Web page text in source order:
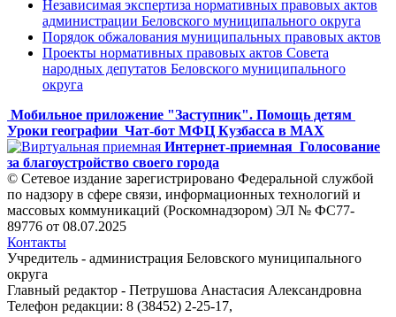
Независимая экспертиза нормативных правовых актов
администрации Беловского муниципального округа
Порядок обжалования муниципальных правовых актов
Проекты нормативных правовых актов Совета
народных депутатов Беловского муниципального
округа
Мобильное приложение "Заступник". Помощь детям
Уроки географии Чат-бот МФЦ Кузбасса в MAX
Интернет-приемная Голосование
за благоустройство своего города
© Сетевое издание зарегистрировано Федеральной службой
по надзору в сфере связи, информационных технологий и
массовых коммуникаций (Роскомнадзором) ЭЛ № ФС77-
89776 от 08.07.2025
Контакты
Учредитель - администрация Беловского муниципального
округа
Главный редактор - Петрушова Анастасия Александровна
Телефон редакции: 8 (38452) 2-25-17,